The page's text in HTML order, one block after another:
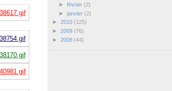
► février (2)
► janvier (2)
► 2010 (125)
► 2009 (76)
► 2008 (44)